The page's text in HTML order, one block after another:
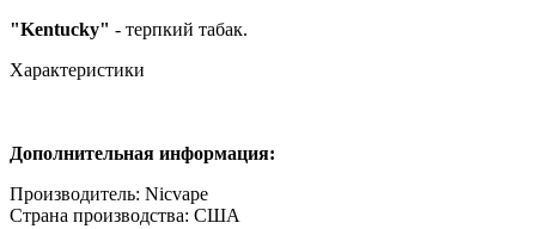
"Kentucky" - терпкий табак.
Характеристики
Дополнительная информация:
Производитель: Nicvape
Страна производства: США